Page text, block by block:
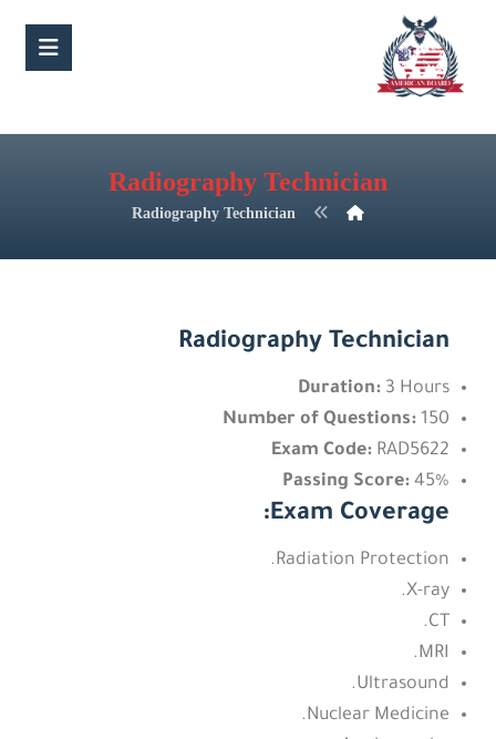
Radiography Technician
Radiography Technician
Radiography Technician
Duration:3 Hours
Number of Questions:150
Exam Code:RAD5622
Passing Score:45%
Exam Coverage:
Radiation Protection.
X-ray.
CT.
MRI.
Ultrasound.
Nuclear Medicine.